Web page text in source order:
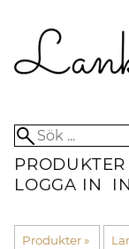
PRODUKTER
LOGGA IN
Produkter‪»